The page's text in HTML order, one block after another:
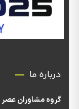
درباره ما